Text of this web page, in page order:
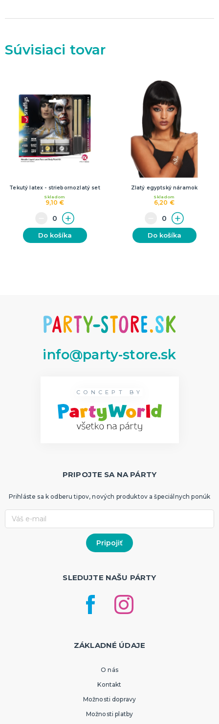
Súvisiaci tovar
Tekutý latex - striebornozlatý set
9,10 €
Skladom
Do košíka
Zlatý egyptský náramok
6,20 €
Skladom
Do košíka
info@party-store.sk
CONCEPT BY
PRIPOJTE SA NA PÁRTY
Prihláste sa k odberu tipov, nových produktov a špeciálnych ponúk
SLEDUJTE NAŠU PÁRTY
ZÁKLADNÉ ÚDAJE
O nás
Kontakt
Možnosti dopravy
Možnosti platby